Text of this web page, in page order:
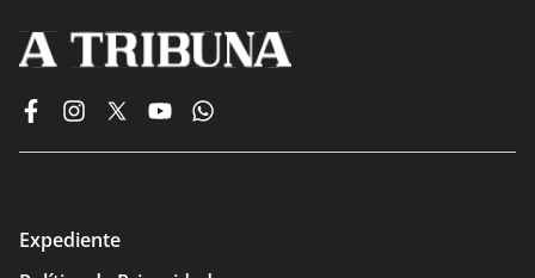
Expediente